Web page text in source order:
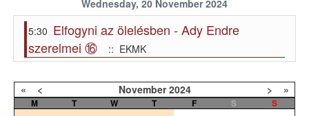
Wednesday, 20 November 2024
5:30 Elfogyni az ölelésben - Ady Endre
szerelmei ⑯
:: EKMK
« < November 2024 > »
M T W T F S
S